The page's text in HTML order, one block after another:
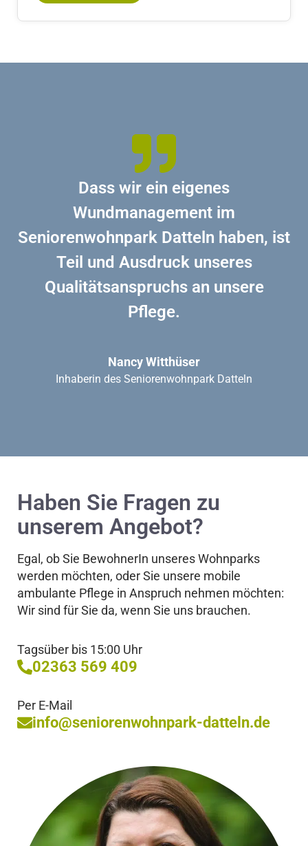
Dass wir ein eigenes
Wundmanagement im
Seniorenwohnpark Datteln haben, ist
Teil und Ausdruck unseres
Qualitätsanspruchs an unsere
Pflege.
Nancy Witthüser
Inhaberin des Seniorenwohnpark Datteln
Haben Sie Fragen zu
unserem Angebot?
Egal, ob Sie BewohnerIn unseres Wohnparks
werden möchten, oder Sie unsere mobile
ambulante Pflege in Anspruch nehmen möchten:
Wir sind für Sie da, wenn Sie uns brauchen.
Tagsüber bis 15:00 Uhr
02363 569 409
Per E-Mail
info@seniorenwohnpark-datteln.de